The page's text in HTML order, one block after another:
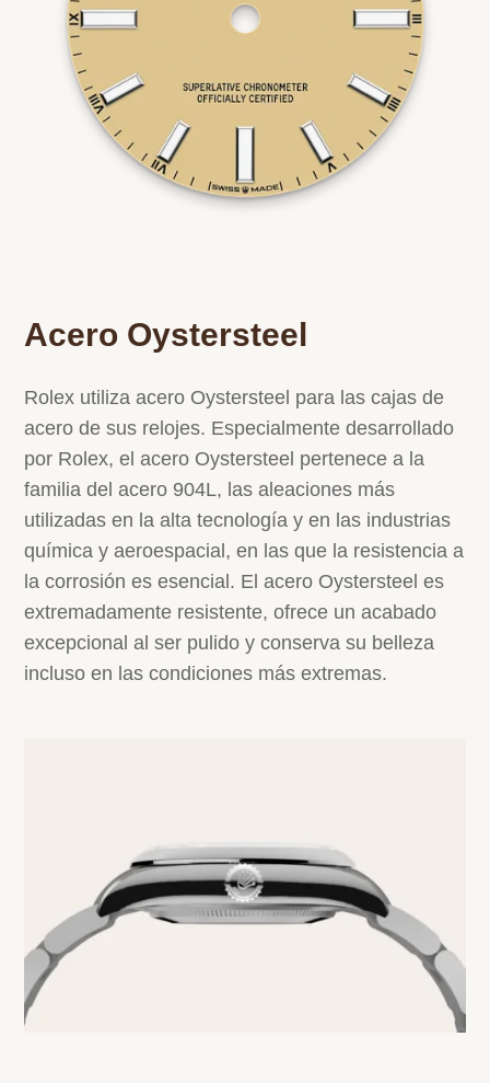
Acero Oystersteel
Rolex utiliza acero Oystersteel para las cajas de
acero de sus relojes. Especialmente desarrollado
por Rolex, el acero Oystersteel pertenece a la
familia del acero 904L, las aleaciones más
utilizadas en la alta tecnología y en las industrias
química y aeroespacial, en las que la resistencia a
la corrosión es esencial. El acero Oystersteel es
extremadamente resistente, ofrece un acabado
excepcional al ser pulido y conserva su belleza
incluso en las condiciones más extremas.